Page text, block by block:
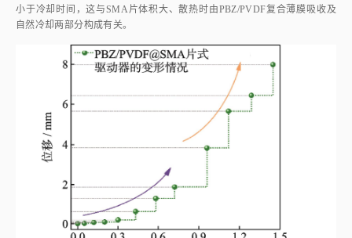
小于冷却时间，这与SMA片体积大、散热时由PBZ/PVDF复合薄膜吸收及
自然冷却两部分构成有关。